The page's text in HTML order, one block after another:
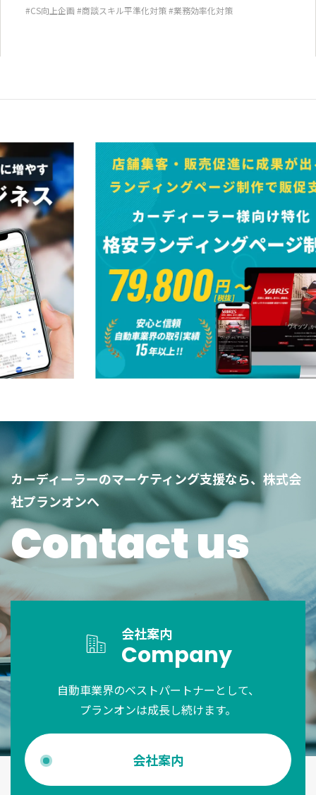
#CS向上企画 #商談スキル平準化対策#業務効率化対策
カーディーラーのマーケティング支援なら、株式会
社プランオンへ
Contact us
会社案内
Company
自動車業界のベストパートナーとして、
プランオンは成長し続けます。
会社案内